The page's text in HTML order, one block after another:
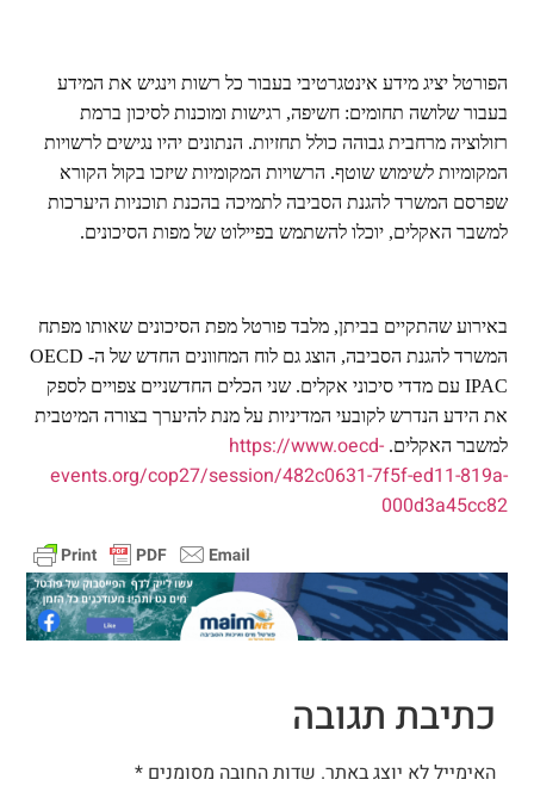
הפורטל יציג מידע אינטגרטיבי בעבור כל רשות וינגיש את המידע
בעבור שלושה תחומים: חשיפה, רגישות ומוכנות לסיכון ברמת
רזולוציה מרחבית גבוהה כולל תחזיות. הנתונים יהיו נגישים לרשויות
המקומיות לשימוש שוטף. הרשויות המקומיות שיזכו בקול הקורא
שפרסם המשרד להגנת הסביבה לתמיכה בהכנת תוכניות היערכות
למשבר האקלים, יוכלו להשתמש בפיילוט של מפות הסיכונים.
באירוע שהתקיים בביתן, מלבד פורטל מפת הסיכונים שאותו מפתח
המשרד להגנת הסביבה, הוצג גם לוח המחוונים החדש של ה- OECD
IPACעם מדדי סיכוני אקלים. שני הכלים החדשניים צפויים לספק
את הידע הנדרש לקובעי המדיניות על מנת להיערך בצורה המיטבית
למשבר האקלים. https://www.oecd-
events.org/cop27/session/482c0631-7f5f-ed11-819a-
000d3a45cc82
כתיבת תגובה
האימייל לא יוצג באתר. שדות החובה מסומנים *